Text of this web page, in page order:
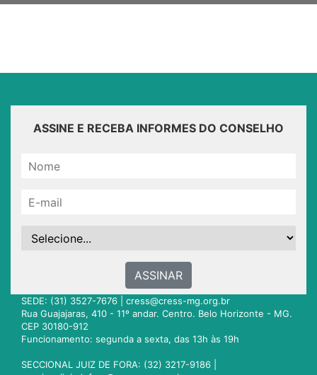
ASSINE E RECEBA INFORMES DO CONSELHO
ASSINAR
SEDE: (31) 3527-7676 | cress@cress-mg.org.br
Rua Guajajaras, 410 - 11º andar. Centro. Belo Horizonte - MG.
CEP 30180-912
Funcionamento: segunda a sexta, das 13h às 19h
SECCIONAL JUIZ DE FORA: (32) 3217-9186 |